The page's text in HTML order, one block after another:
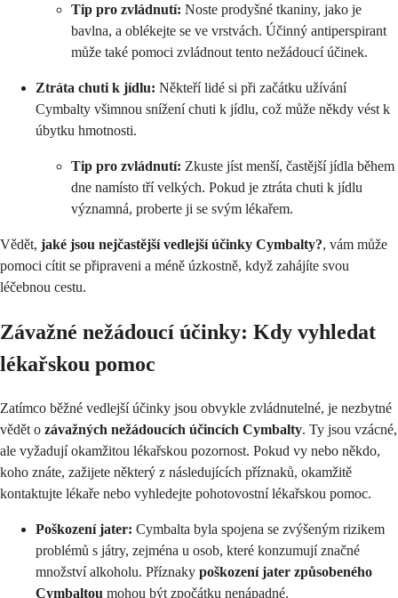
Tip pro zvládnutí: Noste prodyšné tkaniny, jako je
bavlna, a oblékejte se ve vrstvách. Účinný antiperspirant
může také pomoci zvládnout tento nežádoucí účinek.
Ztráta chuti k jídlu: Někteří lidé si při začátku užívání
Cymbalty všimnou snížení chuti k jídlu, což může někdy vést k
úbytku hmotnosti.
Tip pro zvládnutí: Zkuste jíst menší, častější jídla během
dne namísto tří velkých. Pokud je ztráta chuti k jídlu
významná, proberte ji se svým lékařem.
Vědět, jaké jsou nejčastější vedlejší účinky Cymbalty?, vám může
pomoci cítit se připraveni a méně úzkostně, když zahájíte svou
léčebnou cestu.
Závažné nežádoucí účinky: Kdy vyhledat
lékařskou pomoc
Zatímco běžné vedlejší účinky jsou obvykle zvládnutelné, je nezbytné
vědět o závažných nežádoucích účincích Cymbalty. Ty jsou vzácné,
ale vyžadují okamžitou lékařskou pozornost. Pokud vy nebo někdo,
koho znáte, zažijete některý z následujících příznaků, okamžitě
kontaktujte lékaře nebo vyhledejte pohotovostní lékařskou pomoc.
Poškození jater: Cymbalta byla spojena se zvýšeným rizikem
problémů s játry, zejména u osob, které konzumují značné
množství alkoholu. Příznaky poškození jater způsobeného
Cymbaltou mohou být zpočátku nenápadné.